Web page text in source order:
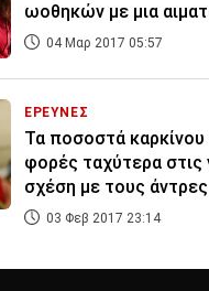
ωοθηκών με μια
04 Μαρ 2017 05:57
ΕΡΕΥΝΕΣ
Τα ποσοστά καρκίνου
φορές ταχύτερα στις
σχέση με τους άντρες
03 Φεβ 2017 23:14